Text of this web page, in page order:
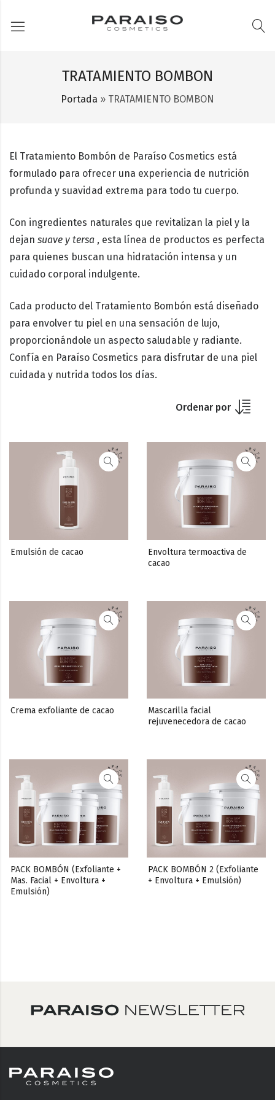
TRATAMIENTO BOMBON
Portada » TRATAMIENTO BOMBON
El Tratamiento Bombón de Paraíso Cosmetics está
formulado para ofrecer una experiencia de nutrición
profunda y suavidad extrema para todo tu cuerpo.
Con ingredientes naturales que revitalizan la piel y la
dejan suave y tersa , esta línea de productos es perfecta
para quienes buscan una hidratación intensa y un
cuidado corporal indulgente.
Cada producto del Tratamiento Bombón está diseñado
para envolver tu piel en una sensación de lujo,
proporcionándole un aspecto saludable y radiante.
Confía en Paraíso Cosmetics para disfrutar de una piel
cuidada y nutrida todos los días.
Ordenar por
Emulsión de cacao
Envoltura termoactiva de
cacao
Crema exfoliante de cacao
Mascarilla facial
rejuvenecedora de cacao
PACK BOMBÓN (Exfoliante +
Mas. Facial + Envoltura +
Emulsión)
PACK BOMBÓN 2 (Exfoliante
+ Envoltura + Emulsión)